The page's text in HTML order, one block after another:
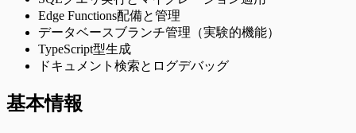
Edge Functions配備と管理
データベースブランチ管理（実験的機能）
TypeScript型生成
ドキュメント検索とログデバッグ
基本情報